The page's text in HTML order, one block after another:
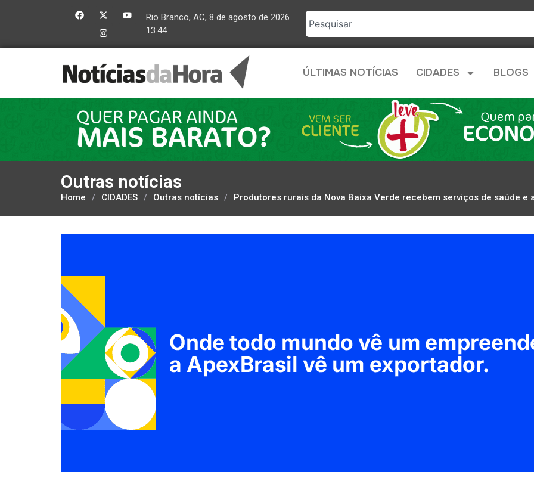
Rio Branco, AC, 8 de agosto de 2026
13:44
ÚLTIMAS NOTÍCIAS CIDADES BLOGS
Outras notícias
Home / CIDADES / Outras notícias / Produtores rurais da Nova Baixa Verde recebem serviços de saúde e